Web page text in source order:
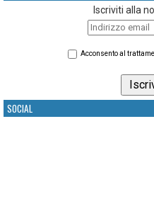
Iscriviti alla
Acconsento al
SOCIAL